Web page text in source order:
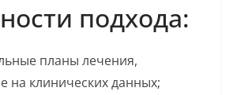
подхода:
планы лечения,
на клинических данных;